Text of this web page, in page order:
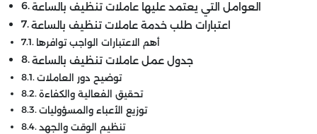
العوامل التي يعتمد عليها عاملات تنظيف بالساعة
اعتبارات طلب خدمة عاملات تنظيف بالساعة
أهم الاعتبارات الواجب توافرها
جدول عمل عاملات تنظيف بالساعة
توضيح دور العاملات
تحقيق الفعالية والكفاءة
توزيع الأعباء والمسؤوليات
تنظيم الوقت والجهد